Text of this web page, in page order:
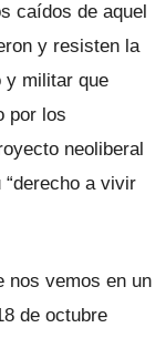
caídos de aquel
y resisten la
y militar que
por los
neoliberal
a vivir
nos vemos en un
de octubre